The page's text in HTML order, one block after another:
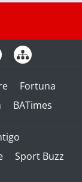
Fortuna
BATimes
Sport Buzz